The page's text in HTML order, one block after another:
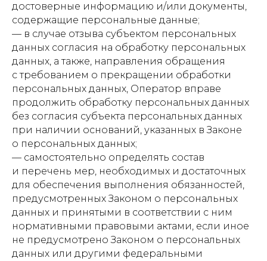
достоверные информацию и/или документы,
содержащие персональные данные;
— в случае отзыва субъектом персональных
данных согласия на обработку персональных
данных, а также, направления обращения
с требованием о прекращении обработки
персональных данных, Оператор вправе
продолжить обработку персональных данных
без согласия субъекта персональных данных
при наличии оснований, указанных в Законе
о персональных данных;
— самостоятельно определять состав
и перечень мер, необходимых и достаточных
для обеспечения выполнения обязанностей,
предусмотренных Законом о персональных
данных и принятыми в соответствии с ним
нормативными правовыми актами, если иное
не предусмотрено Законом о персональных
данных или другими федеральными